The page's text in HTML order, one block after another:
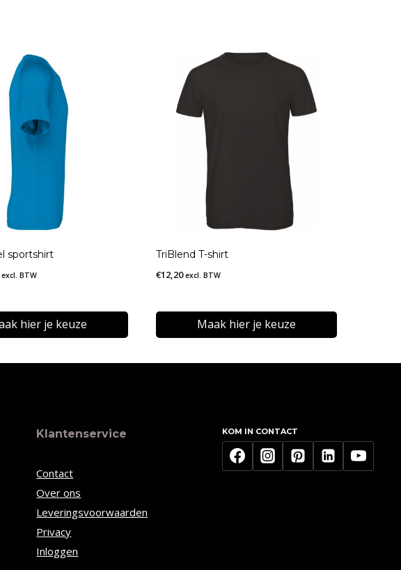
sportshirt
excl. BTW
hier je keuze
TriBlend T-shirt
€12,20 excl. BTW
Maak hier je keuze
Klantenservice
Contact
Over ons
Leveringsvoorwaarden
Privacy
Inloggen
KOM IN CONTACT